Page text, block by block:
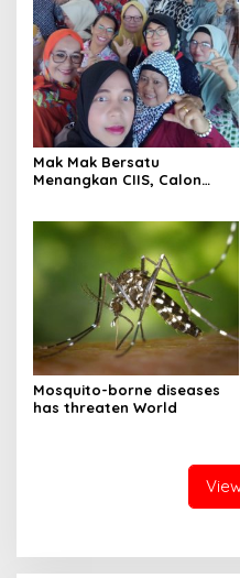
Mak Mak Bersatu
Menangkan CIIS, Calon
Muklis
Mosquito-borne diseases
has threaten World